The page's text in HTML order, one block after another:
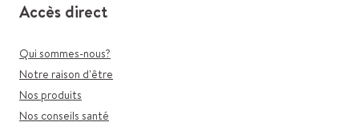
Accès direct
Qui sommes-nous?
Notre raison d'être
Nos produits
Nos conseils santé